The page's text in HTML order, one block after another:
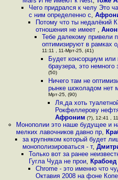
Чего придрался к челу Это
с ним определенно с,
Потому что ты недалёкий
отношения не имеет ,
Тебе далекому привели
оптимизируют в рамках
11:11 , 11-Мрт-25, (41)
Будет консорциум
браузера, это немного
(50)
Ничего там не
рынке шоколадом нет
Мрт-25, (90)
Ля,да хоть
Рокфеллерову
Афроним (?), 12:41 ,
Монополии это наше будущее и
мелких лавочников давно пр,
за крупняком который будет
монополизироваться - т,
Только вот за ранее
Гугла Чуда не прои, Крабоед
Chrome - это именно что
Октавия 2008 на фоне